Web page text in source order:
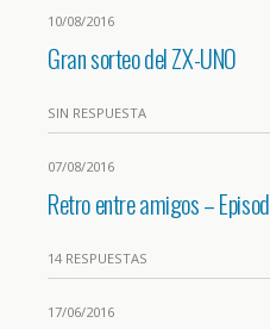
10/08/2016
Gran sorteo del ZX-UNO
SIN RESPUESTA
07/08/2016
Retro entre amigos –
14 RESPUESTAS
17/06/2016